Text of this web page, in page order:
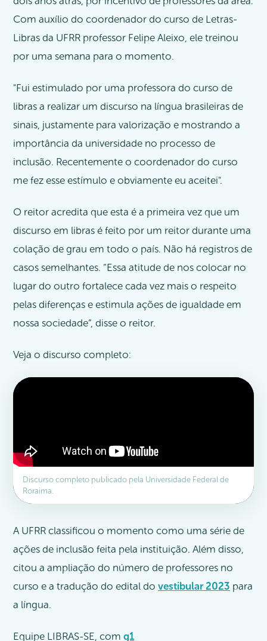
Com auxílio do coordenador do curso de Letras-
Libras da UFRR professor Felipe Aleixo, ele treinou
por uma semana para o momento.
"Fui estimulado por uma professora do curso de
libras a realizar um discurso na língua brasileiras de
sinais, justamente para valorização e mostrando a
importância da universidade no processo de
inclusão. Recentemente o coordenador do curso
me fez esse estímulo e obviamente eu aceitei".
O reitor acredita que esta é a primeira vez que um
discurso em libras é feito por um reitor durante uma
colação de grau em todo o país. Não há registros de
casos semelhantes. “Essa atitude de nos colocar no
lugar do outro fortalece cada vez mais o respeito
pelas diferenças e estimula ações de igualdade em
nossa sociedade”, disse o reitor.
Veja o discurso completo:
Discurso completo publicado pela Universidade Federal de
Roraima.
A UFRR classificou o momento como uma série de
ações de inclusão feita pela instituição. Além disso,
citou a ampliação do número de professores no
curso e a tradução do edital do vestibular 2023 para
a língua.
Equipe LIBRAS-SE, com g1